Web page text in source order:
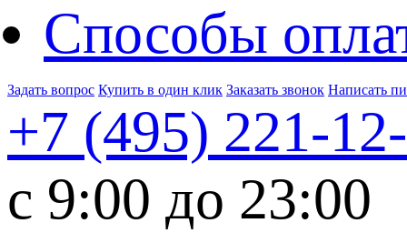
Способы
Задать вопрос Купить в один клик Заказать звонок Написать
+7 (495) 221-
c 9:00 до 23:00